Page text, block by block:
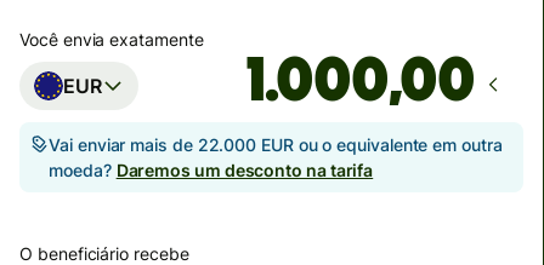
Você envia exatamente
EUR ,00
Vai enviar mais de 22.000 EUR ou o equivalente em outra
moeda? Daremos um desconto na tarifa
O beneficiário recebe